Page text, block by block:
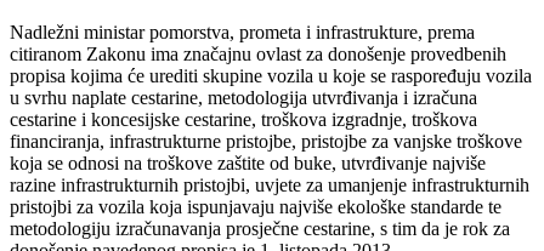
Nadležni ministar pomorstva, prometa i infrastrukture, prema
citiranom Zakonu ima značajnu ovlast za donošenje provedbenih
propisa kojima će urediti skupine vozila u koje se raspoređuju vozila
u svrhu naplate cestarine, metodologija utvrđivanja i izračuna
cestarine i koncesijske cestarine, troškova izgradnje, troškova
financiranja, infrastrukturne pristojbe, pristojbe za vanjske troškove
koja se odnosi na troškove zaštite od buke, utvrđivanje najviše
razine infrastrukturnih pristojbi, uvjete za umanjenje infrastrukturnih
pristojbi za vozila koja ispunjavaju najviše ekološke standarde te
metodologiju izračunavanja prosječne cestarine, s tim da je rok za